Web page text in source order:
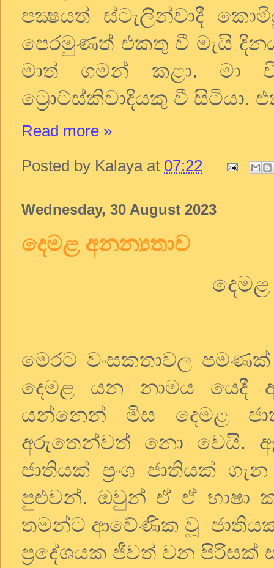
පක්‍ෂයත්
ස්ටැලින්වාදී
පෙරමුණත් එකතු වී මැයි
මාත්
ගමන් කළා. මා
ට්‍රොට්ස්කිවාදියකු වී සිටියා.
Read more »
Posted by Kalaya at 07:22
Wednesday, 30 August 2023
දෙමළ අනන්‍යතාව
දෙමළ
මෙරට වංසකතාවල පමණක්
දෙමළ
යන නාමය යෙදී
යන්නෙන්
මිස දෙමළ
අරුතෙන්වත්
නො වෙයි.
ජාතියක් ප්‍රංශ ජාතියක් ගැන
පුළුවන්. ඔවුන් ඒ ඒ භාෂා
තමන්ට ආවේණික වූ
ප්‍රදේශයක ජීවත් වන පිරිසක්